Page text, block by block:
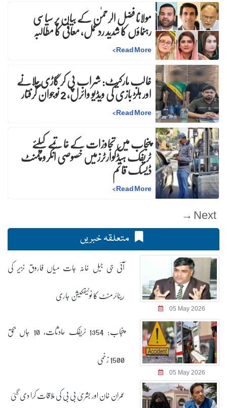
مولانا فضل الرحمٰن کے بیان پر سیاسی
رہنماؤں کا شدید ردعمل، معافی کا مطالبہ
Read More
>
غالب مارکیٹ: شراب پی کر گاڑی چلانے
اور ہلڑ بازی کی ویڈیو وائرل، 2 نوجوان گرفتار
Read More
>
پنجاب میں تجاوزات کے خاتمے کیلئے
ٹریفک ہیڈکوارٹرزمیں خصوصی انکروچمنٹ
ڈیسک قائم
Read More
>
Next →
متعلقہ خبریں
05 May 2026
آئی جی جیل خانہ جات میاں فاروق نزیر کی
ریٹائرمنٹ کا نوٹیفکیشن جاری
05 May 2026
پنجاب: 1354 ٹریفک حادثات، 10 جاں بحق
1500 زخمی
عمران خان اور بشریٰ بی بی کی ملاقات کرا دی گئی